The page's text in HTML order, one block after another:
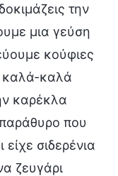
την
μια γεύση
κούφιες
καλά-καλά
καρέκλα
που
σιδερένια
ζευγάρι